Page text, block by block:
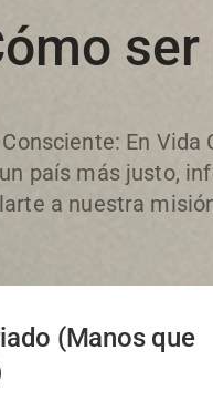
En
país más justo,
a nuestra
(Manos que